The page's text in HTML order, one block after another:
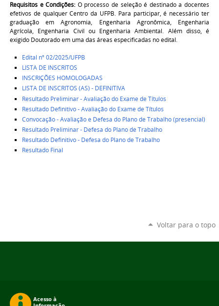
Requisitos e Condições: O processo de seleção é destinado a docentes
efetivos de qualquer Centro da UFPB. Para participar, é necessário ter
graduação em Agronomia, Engenharia Agronômica, Engenharia
Agrícola, Engenharia Civil ou Engenharia Ambiental. Além disso, é
exigido Doutorado em uma das áreas especificadas no edital.
Edital nº 02/2025/UFPB
LISTA DE INSCRITOS
INSCRIÇÕES HOMOLOGADAS
LISTA DE INSCRITOS (AS) - DEFINITIVA
Resultado Preliminar - Avaliação do Exame de Títulos
Resultado Definitivo - Avaliação do Exame de Títulos
Convocação - Avaliação e Defesa do Plano de Trabalho (presencial)
Resultado Preliminar - Defesa do Plano de Trabalho
Resultado Definitivo - Defesa do Plano de Trabalho
Resultado Final
Voltar para o topo